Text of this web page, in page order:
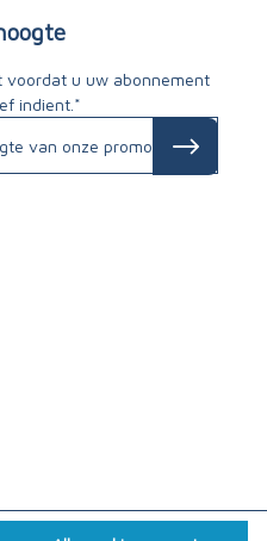
voordat u uw abonnement
indient.*